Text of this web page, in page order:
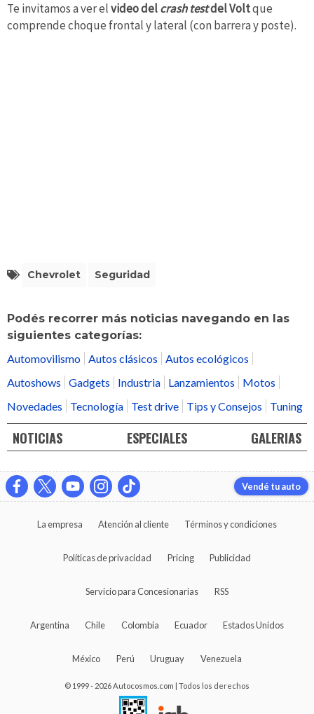
Te invitamos a ver elvideo delcrash testdel Voltque
comprende choque frontal y lateral (con barrera y poste).
Chevrolet Seguridad
Podés recorrer más noticias navegando en las
siguientes categorías:
Automovilismo Autos clásicos
Autos ecológicos
Autoshows
Gadgets Industria Lanzamientos
Motos
Novedades
Tecnología Test drive Tips y Consejos Tuning
NOTICIAS ESPECIALES GALERIAS
Vendé tu auto
La empresa Atención al cliente Términos y condiciones
Políticas de privacidad Pricing Publicidad
Servicio para Concesionarias RSS
Argentina Chile Colombia Ecuador Estados Unidos
México Perú Uruguay Venezuela
© 1999 - 2026 Autocosmos.com | Todos los derechos